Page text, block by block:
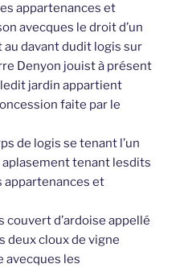
appartenances et
avecques le droit d’un
davant dudit logis sur
Denyon jouist à présent
jardin appartient
faite par le
de logis se tenant l’un
aplasement tenant lesdits
appartenances et
couvert d’ardoise appellé
deux cloux de vigne
avecques les